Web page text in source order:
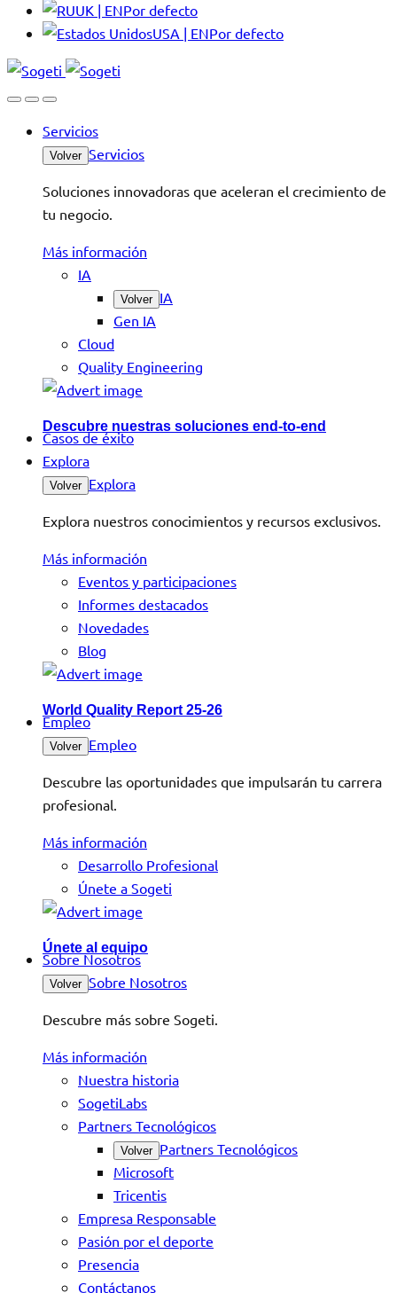
UK | ENPor defecto
USA | ENPor defecto
Servicios
Volver Servicios
Soluciones innovadoras que aceleran el crecimiento de
tu negocio.
Más información
IA
Volver IA
Gen IA
Cloud
Quality Engineering
Descubre nuestras soluciones end-to-end
Casos de éxito
Explora
Volver Explora
Explora nuestros conocimientos y recursos exclusivos.
Más información
Eventos y participaciones
Informes destacados
Novedades
Blog
World Quality Report 25-26
Empleo
Volver Empleo
Descubre las oportunidades que impulsarán tu carrera
profesional.
Más información
Desarrollo Profesional
Únete a Sogeti
Únete al equipo
Sobre Nosotros
Volver Sobre Nosotros
Descubre más sobre Sogeti.
Más información
Nuestra historia
SogetiLabs
Partners Tecnológicos
Volver Partners Tecnológicos
Microsoft
Tricentis
Empresa Responsable
Pasión por el deporte
Presencia
Contáctanos